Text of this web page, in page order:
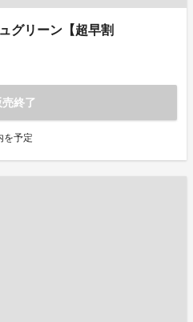
グリーン【超早割
売終了
を予定